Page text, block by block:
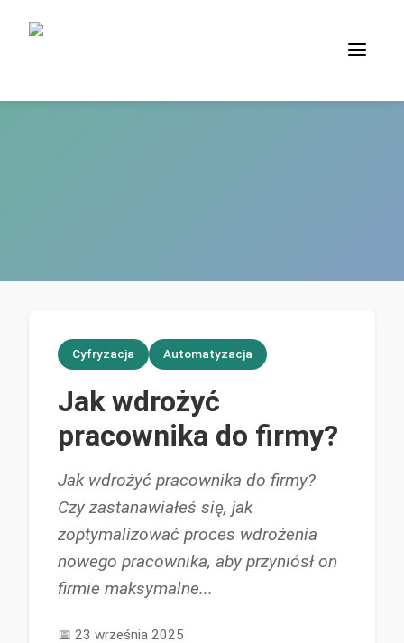
Cyfryzacja Automatyzacja
Jak wdrożyć
pracownika do firmy?
Jak wdrożyć pracownika do firmy?
Czy zastanawiałeś się, jak
zoptymalizować proces wdrożenia
nowego pracownika, aby przyniósł on
firmie maksymalne...
📅 23 września 2025